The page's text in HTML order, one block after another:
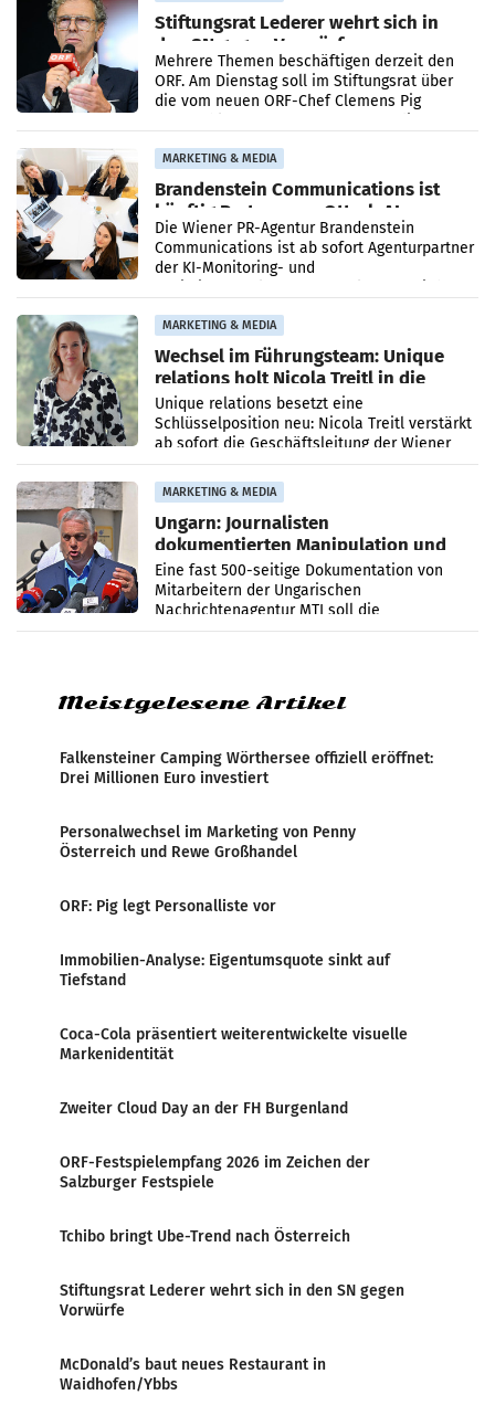
Stiftungsrat Lederer wehrt sich in
den SN gegen Vorwürfe
Mehrere Themen beschäftigen derzeit den
ORF. Am Dienstag soll im Stiftungsrat über
die vom neuen ORF-Chef Clemens Pig
MARKETING & MEDIA
Brandenstein Communications ist
künftig Partner von OtterlyAI
Die Wiener PR-Agentur Brandenstein
Communications ist ab sofort Agenturpartner
der KI-Monitoring- und
MARKETING & MEDIA
Wechsel im Führungsteam: Unique
relations holt Nicola Treitl in die
Geschäftsleitung
Unique relations besetzt eine
Schlüsselposition neu: Nicola Treitl verstärkt
ab sofort die Geschäftsleitung der Wiener
PR-Agentur an der Seite von Josef Kalina und
Anna Kalina-Mahr.
MARKETING & MEDIA
Ungarn: Journalisten
dokumentierten Manipulation und
Zensur
Eine fast 500-seitige Dokumentation von
Mitarbeitern der Ungarischen
Nachrichtenagentur MTI soll die
systematische Nachrichten-Manipulation und
Meistgelesene Artikel
Falkensteiner Camping Wörthersee offiziell eröffnet:
Drei Millionen Euro investiert
Personalwechsel im Marketing von Penny
Österreich und Rewe Großhandel
ORF: Pig legt Personalliste vor
Immobilien-Analyse: Eigentumsquote sinkt auf
Tiefstand
Coca-Cola präsentiert weiterentwickelte visuelle
Markenidentität
Zweiter Cloud Day an der FH Burgenland
ORF-Festspielempfang 2026 im Zeichen der
Salzburger Festspiele
Tchibo bringt Ube-Trend nach Österreich
Stiftungsrat Lederer wehrt sich in den SN gegen
Vorwürfe
McDonald’s baut neues Restaurant in
Waidhofen/Ybbs